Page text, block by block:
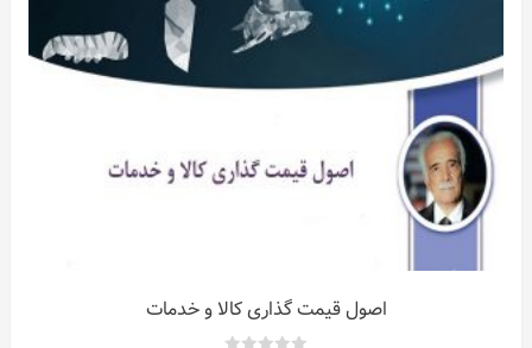
اصول قیمت گذاری کالا و خدمات